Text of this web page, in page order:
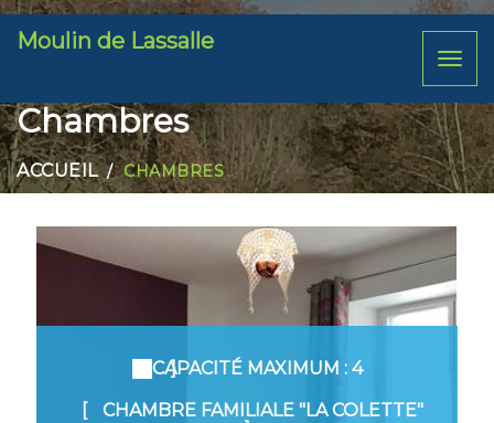
Moulin de Lassalle
Chambres
ACCUEIL CHAMBRES
CAPACITÉ MAXIMUM : 4
CHAMBRE FAMILIALE "LA COLETTE"